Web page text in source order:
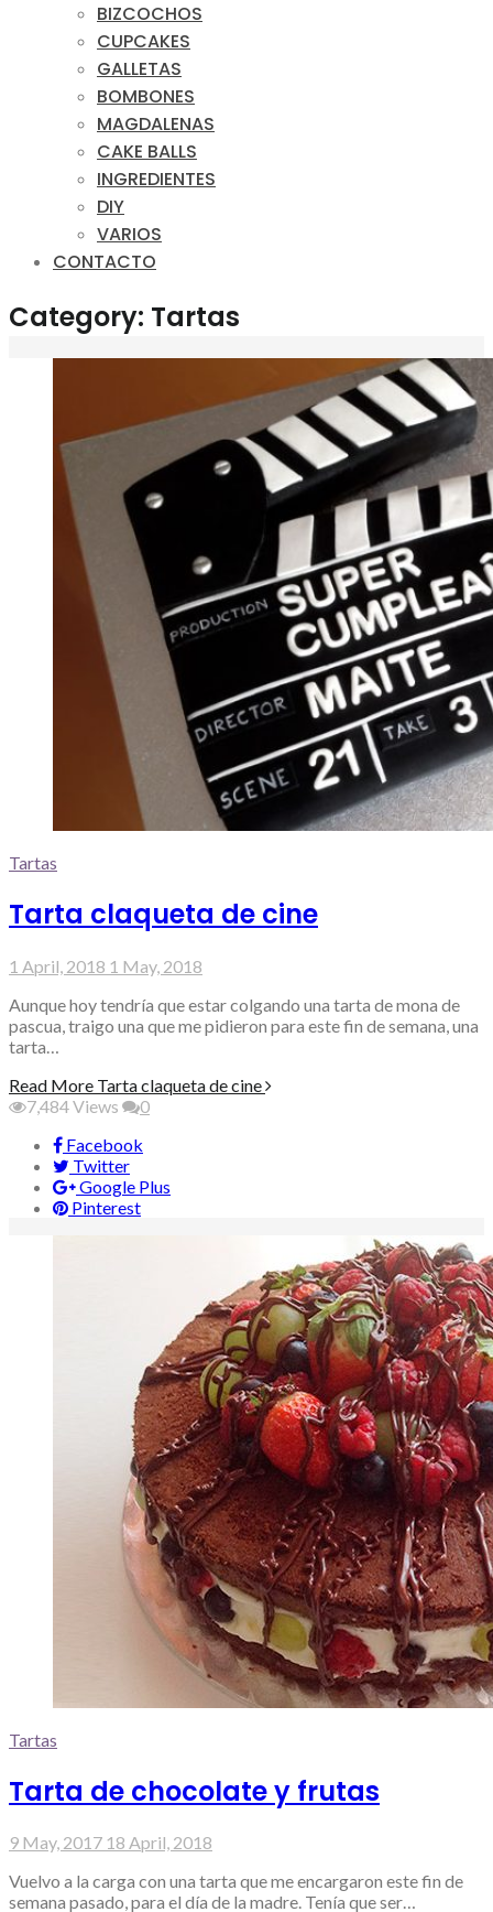
BIZCOCHOS
CUPCAKES
GALLETAS
BOMBONES
MAGDALENAS
CAKE BALLS
INGREDIENTES
DIY
VARIOS
CONTACTO
Category: Tartas
Tartas
Tarta claqueta de cine
1 April, 2018 1 May, 2018
Aunque hoy tendría que estar colgando una tarta de mona de
pascua, traigo una que me pidieron para este fin de semana, una
tarta…
Read More Tarta claqueta de cine
7,484Views
0
Facebook
Twitter
Google Plus
Pinterest
Tartas
Tarta de chocolate y frutas
9 May, 2017 18 April, 2018
Vuelvo a la carga con una tarta que me encargaron este fin de
semana pasado, para el día de la madre. Tenía que ser…